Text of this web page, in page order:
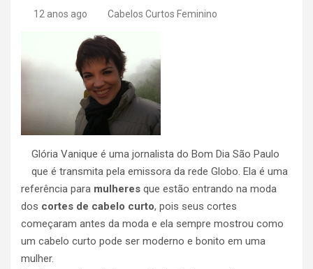
12 anos ago Cabelos Curtos Feminino
Glória Vanique é uma jornalista do Bom Dia São Paulo
que é transmita pela emissora da rede Globo. Ela é uma
referência para mulheres que estão entrando na moda
dos cortes de cabelo curto, pois seus cortes
começaram antes da moda e ela sempre mostrou como
um cabelo curto pode ser moderno e bonito em uma
mulher.